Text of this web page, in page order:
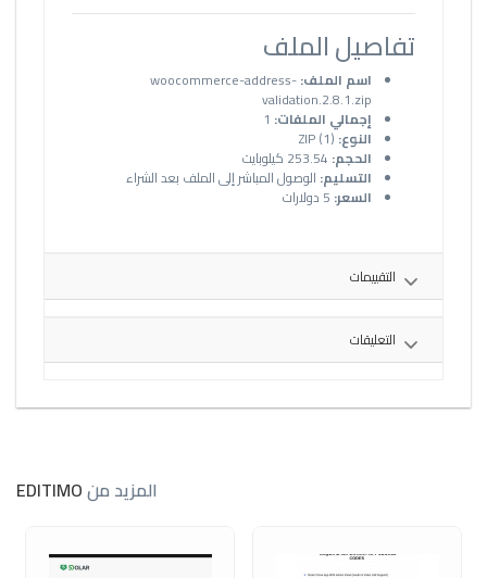
تفاصيل الملف
اسم الملف:woocommerce-address-
validation.2.8.1.zip
إجمالي الملفات:
النوع:ZIP (1)
الحجم:
التسليم: الوصول المباشر إلى الملف بعد الشراء
السعر:
التقييمات
التعليقات
المزيد منEDITIMO